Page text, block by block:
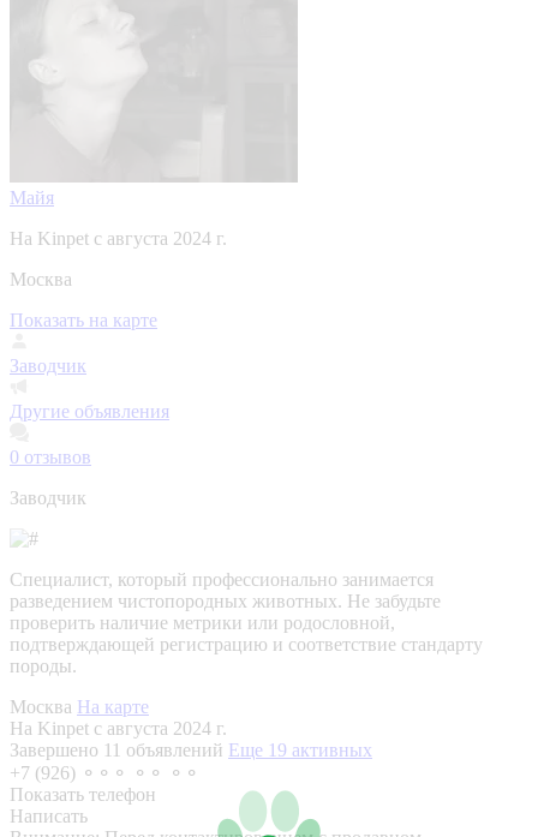
Майя
На Kinpet c августа 2024 г.
Москва
Показать на карте
Заводчик
Другие объявления
0 отзывов
Заводчик
Специалист, который профессионально занимается
разведением чистопородных животных. Не забудьте
проверить наличие метрики или родословной,
подтверждающей регистрацию и соответствие стандарту
породы.
Москва На карте
На Kinpet c августа 2024 г.
Завершено 11 объявлений Еще 19 активных
+7 (926) ⚬⚬⚬ ⚬⚬ ⚬⚬
Показать телефон
Написать